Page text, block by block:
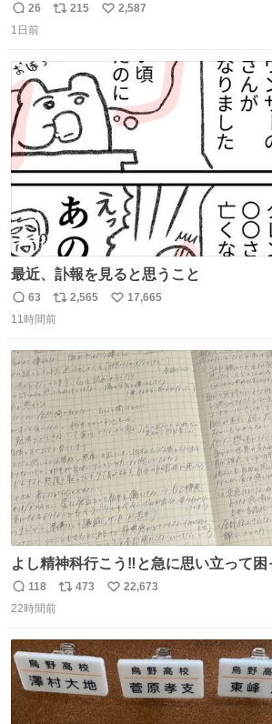
返
信
26
リ
数
215
い
2,587
1日前
最近、訃報を見ると思うこと
返
信
63
リ
ポ
ト
数
2,565
い
数
17,665
11時間前
よし精神科行こう‼️と急に思い立って
してたらペン止まらなくなってすごい
タ
返
信
118
リ
ト
数
473
い
数
22,673
22時間前